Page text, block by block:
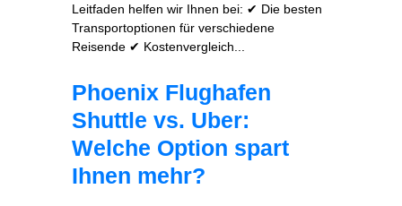
Leitfaden helfen wir Ihnen bei: ✔ Die besten
Transportoptionen für verschiedene
Reisende ✔ Kostenvergleich...
Phoenix Flughafen
Shuttle vs. Uber:
Welche Option spart
Ihnen mehr?